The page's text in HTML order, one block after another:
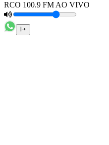
RCO 100.9 FM AO VIVO